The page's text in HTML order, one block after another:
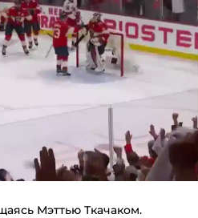
Мэттью Ткачаком.